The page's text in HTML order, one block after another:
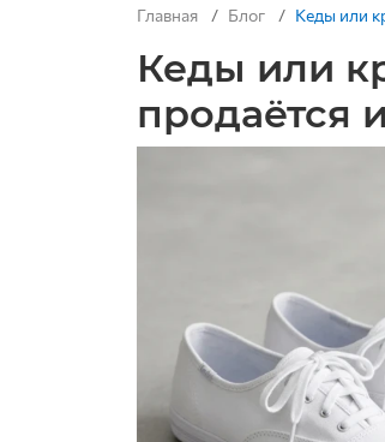
Главная Блог Кеды или
Кеды или
продаётся